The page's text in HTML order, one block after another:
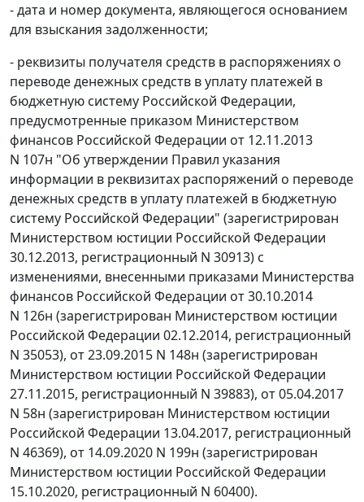
- дата и номер документа, являющегося основанием
для взыскания задолженности;
- реквизиты получателя средств в распоряжениях о
переводе денежных средств в уплату платежей в
бюджетную систему Российской Федерации,
предусмотренные приказом Министерством
финансов Российской Федерации от 12.11.2013
N 107н "Об утверждении Правил указания
информации в реквизитах распоряжений о переводе
денежных средств в уплату платежей в бюджетную
систему Российской Федерации" (зарегистрирован
Министерством юстиции Российской Федерации
30.12.2013, регистрационный N 30913) с
изменениями, внесенными приказами Министерства
финансов Российской Федерации от 30.10.2014
N 126н (зарегистрирован Министерством юстиции
Российской Федерации 02.12.2014, регистрационный
N 35053), от 23.09.2015 N 148н (зарегистрирован
Министерством юстиции Российской Федерации
27.11.2015, регистрационный N 39883), от 05.04.2017
N 58н (зарегистрирован Министерством юстиции
Российской Федерации 13.04.2017, регистрационный
N 46369), от 14.09.2020 N 199н (зарегистрирован
Министерством юстиции Российской Федерации
15.10.2020, регистрационный N 60400).